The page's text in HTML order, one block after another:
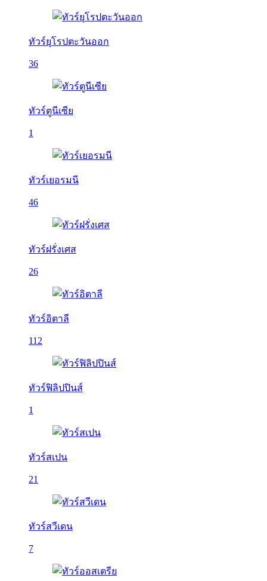
ทัวร์ยุโรปตะวันออก
36
ทัวร์ตูนีเซีย
1
ทัวร์เยอรมนี
46
ทัวร์ฝรั่งเศส
26
ทัวร์อิตาลี
112
ทัวร์ฟิลิปปินส์
1
ทัวร์สเปน
21
ทัวร์สวีเดน
7